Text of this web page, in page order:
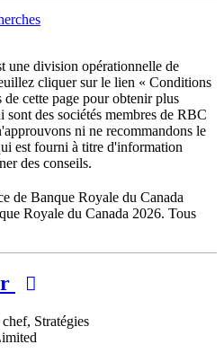
une division opérationnelle de
cliquer sur le lien « Conditions
cette page pour obtenir plus
des sociétés membres de RBC
ni ne recommandons le
est fourni à titre d'information
des conseils.
de Banque Royale du Canada
Royale du Canada 2026. Tous
Stratégies